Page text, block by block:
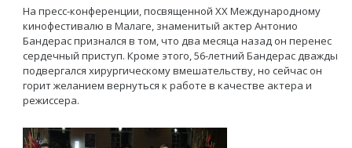
На пресс-конференции, посвященной ХХ Международному
кинофестивалю в Малаге, знаменитый актер Антонио
Бандерас признался в том, что два месяца назад он перенес
сердечный приступ. Кроме этого, 56-летний Бандерас дважды
подвергался хирургическому вмешательству, но сейчас он
горит желанием вернуться к работе в качестве актера и
режиссера.